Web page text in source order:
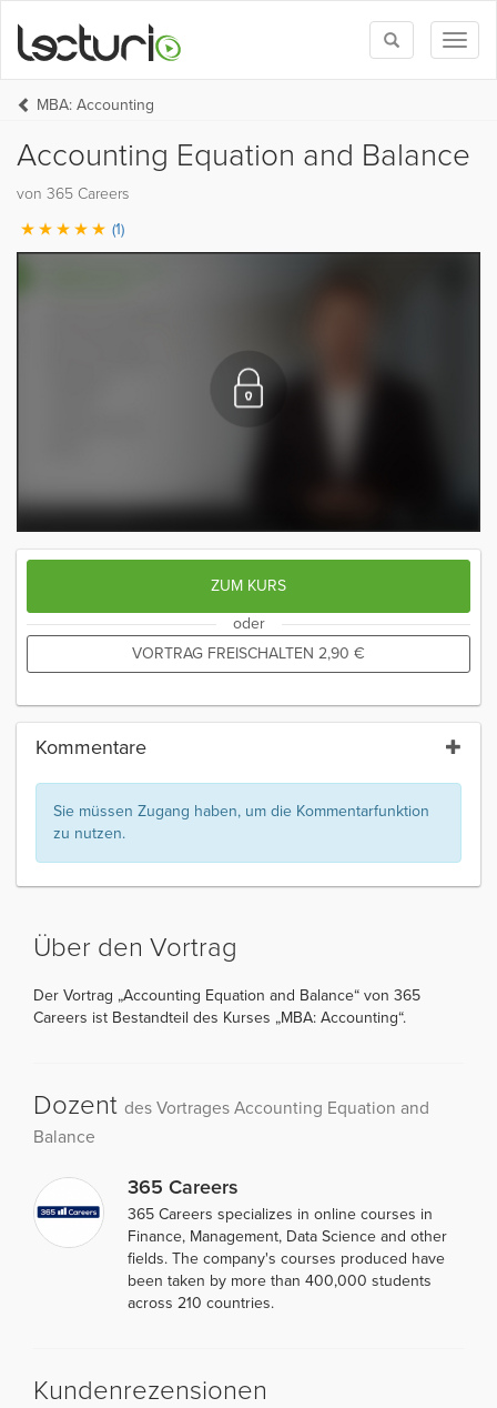
Toggle
search
MBA: Accounting
Accounting Equation and Balance
von 365 Careers
(1)
ZUM KURS
oder
VORTRAG FREISCHALTEN 2,90 €
Kommentare
Sie müssen Zugang haben, um die Kommentarfunktion
zu nutzen.
Über den Vortrag
Der Vortrag „Accounting Equation and Balance“ von 365
Careers ist Bestandteil des Kurses „MBA: Accounting“.
Dozent des Vortrages Accounting Equation and
Balance
365 Careers
365 Careers specializes in online courses in
Finance, Management, Data Science and other
fields. The company's courses produced have
been taken by more than 400,000 students
across 210 countries.
Kundenrezensionen